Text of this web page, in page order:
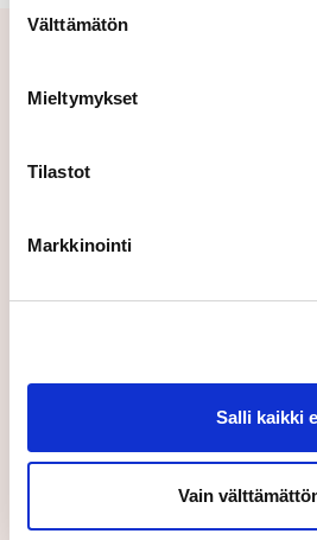
valinta
Välttämätön
Mieltymykset
Tilastot
Markkinointi
Salli kaikki
Vain
Aiheeseen
22.02.2018 Johdon liiketoimet
Ilmoitus johdon liiketoimista:
on ostanut Caverion Oyj:n